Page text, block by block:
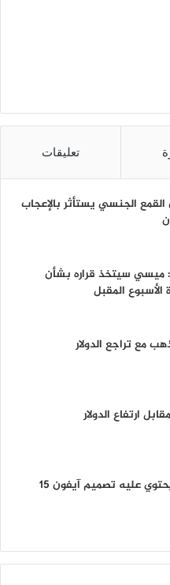
تعليقات
الجنسي يستأثر بالإعجاب
ميسي سيتخذ قراره بشأن
المقبل
مع تراجع الدولار
ارتفاع الدولار
عليه تصميم آيفون 15